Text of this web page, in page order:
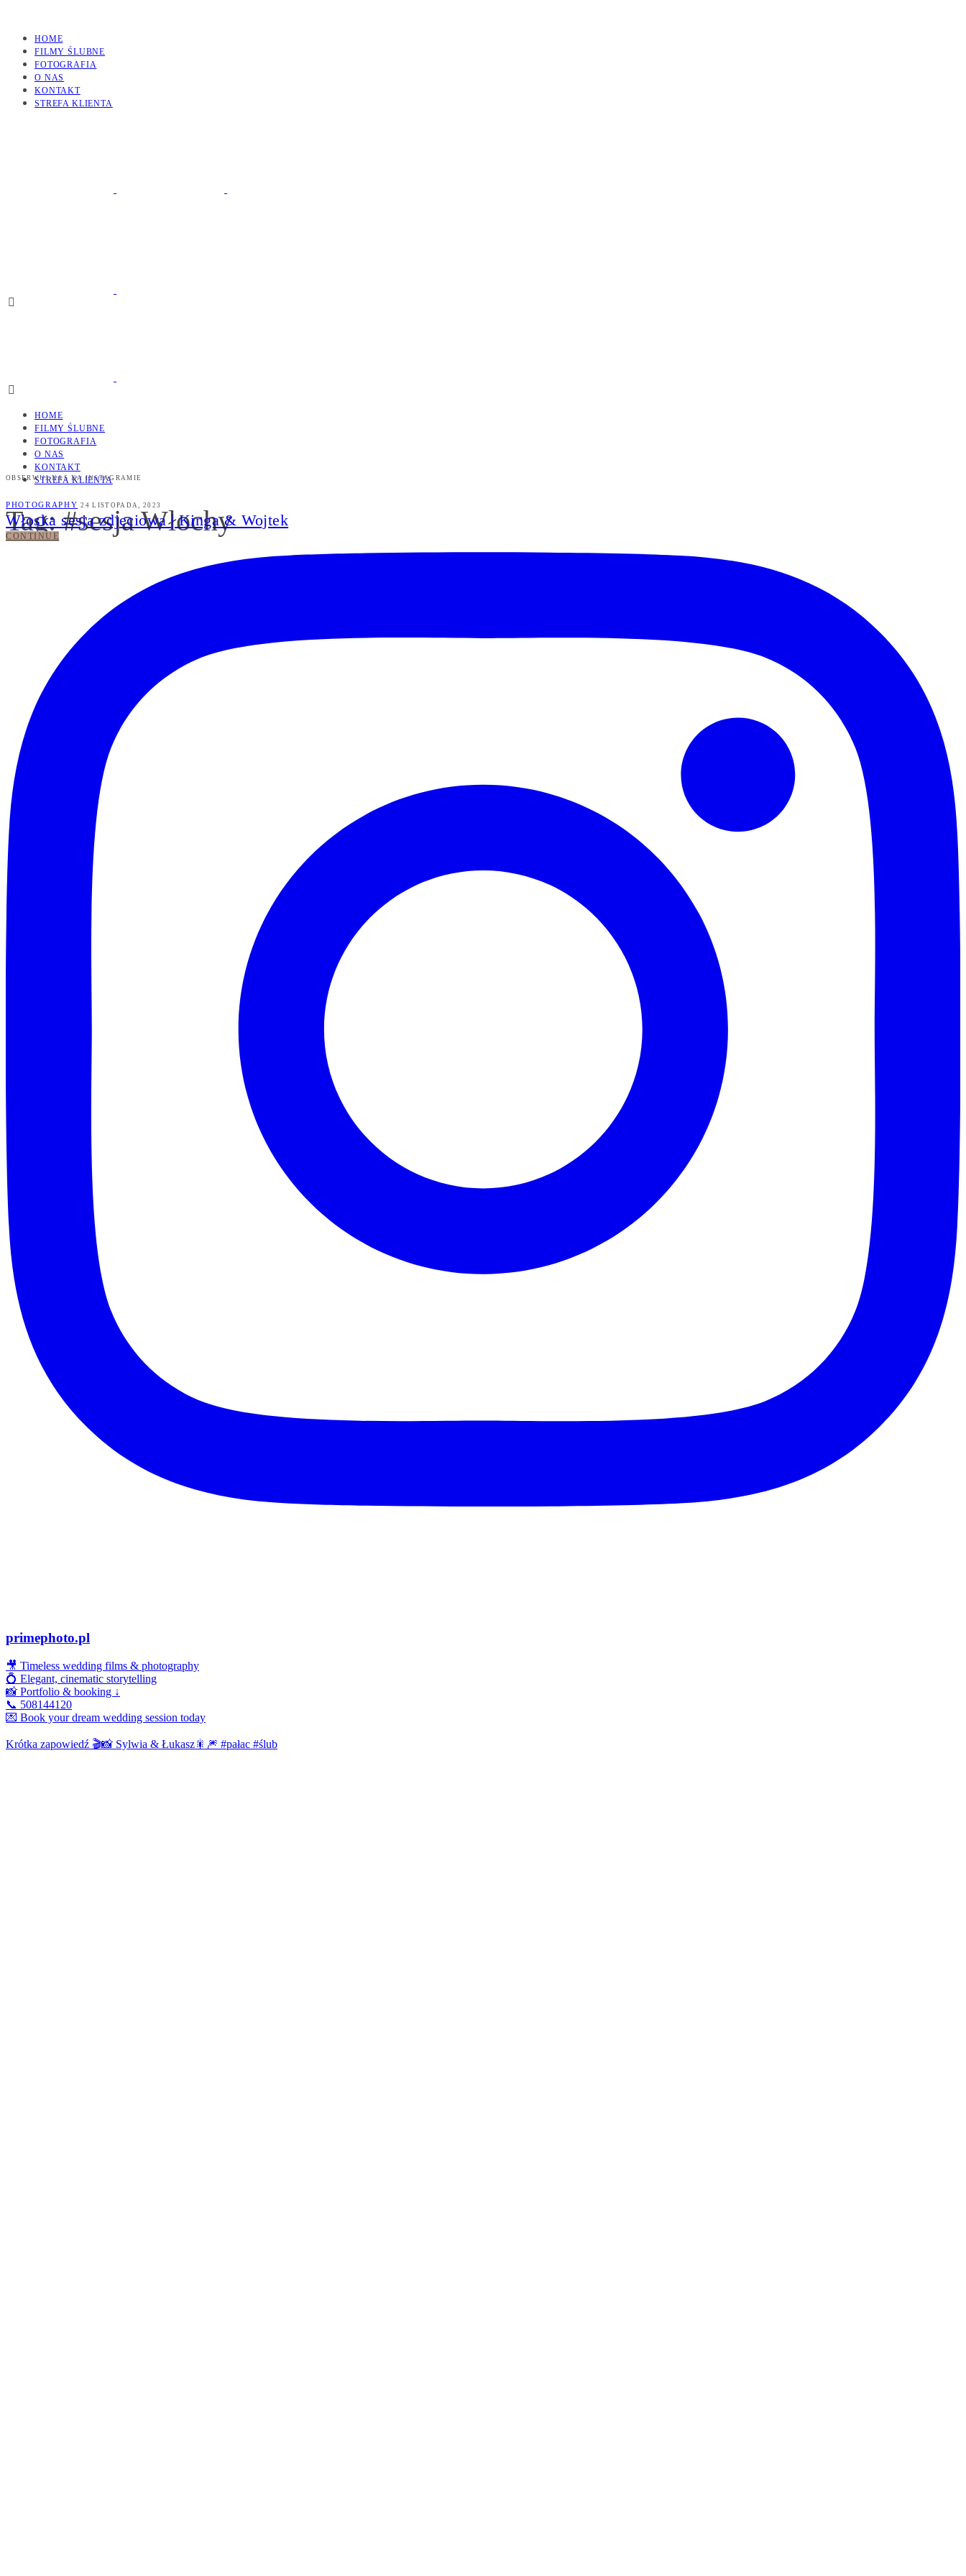
HOME
FILMY ŚLUBNE
FOTOGRAFIA
O NAS
KONTAKT
STREFA KLIENTA
HOME
FILMY ŚLUBNE
FOTOGRAFIA
O NAS
KONTAKT
STREFA KLIENTA
Tag: #sesja Włochy
PHOTOGRAPHY 24 LISTOPADA, 2023
Włoska sesja zdjeciowa | Kinga & Wojtek
CONTINUE
OBSERWUJ NAS NA INSTAGRAMIE
primephoto.pl
🎥 Timeless wedding films & photography
💍 Elegant, cinematic storytelling
📸 Portfolio & booking ↓
📞 508144120
💌 Book your dream wedding session today
Krótka zapowiedź 🎬📸 Sylwia & Łukasz🎇🎆 #pałac #ślub